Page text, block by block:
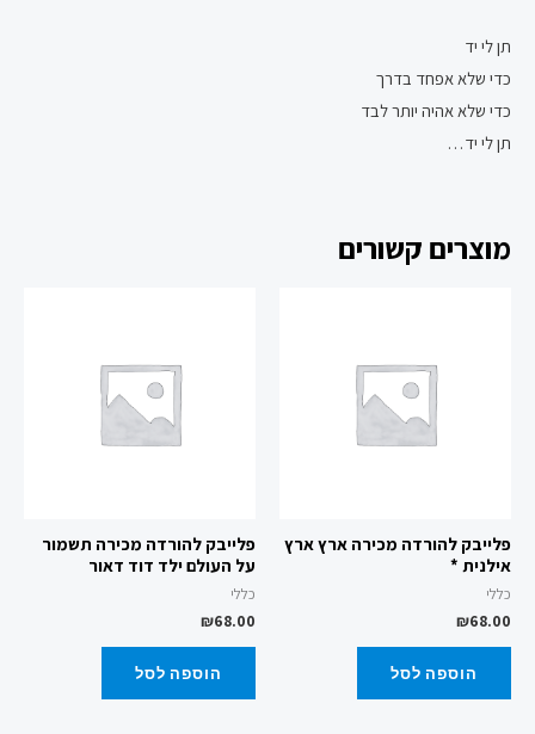
תן לי יד
כדי שלא אפחד בדרך
כדי שלא אהיה יותר לבד
תן לי יד…
מוצרים קשורים
פלייבק להורדה מכירה ארץ ארץ
אילנית *
כללי
₪68.00
הוספה לסל
פלייבק להורדה מכירה תשמור
על העולם ילד דוד דאור
כללי
₪68.00
הוספה לסל